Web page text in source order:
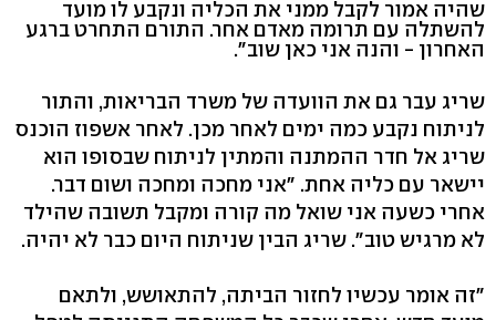
שהיה אמור לקבל ממני את הכליה ונקבע לו מועד
להשתלה עם תרומה מאדם אחר. התורם התחרט ברגע
האחרון - והנה אני כאן שוב".
שריג עבר גם את הוועדה של משרד הבריאות, והתור
לניתוח נקבע כמה ימים לאחר מכן. לאחר אשפוז הוכנס
שריג אל חדר ההמתנה והמתין לניתוח שבסופו הוא
יישאר עם כליה אחת. "אני מחכה ומחכה ושום דבר.
אחרי כשעה אני שואל מה קורה ומקבל תשובה שהילד
לא מרגיש טוב". שריג הבין שניתוח היום כבר לא יהיה.
"זה אומר עכשיו לחזור הביתה, להתאושש, ולתאם